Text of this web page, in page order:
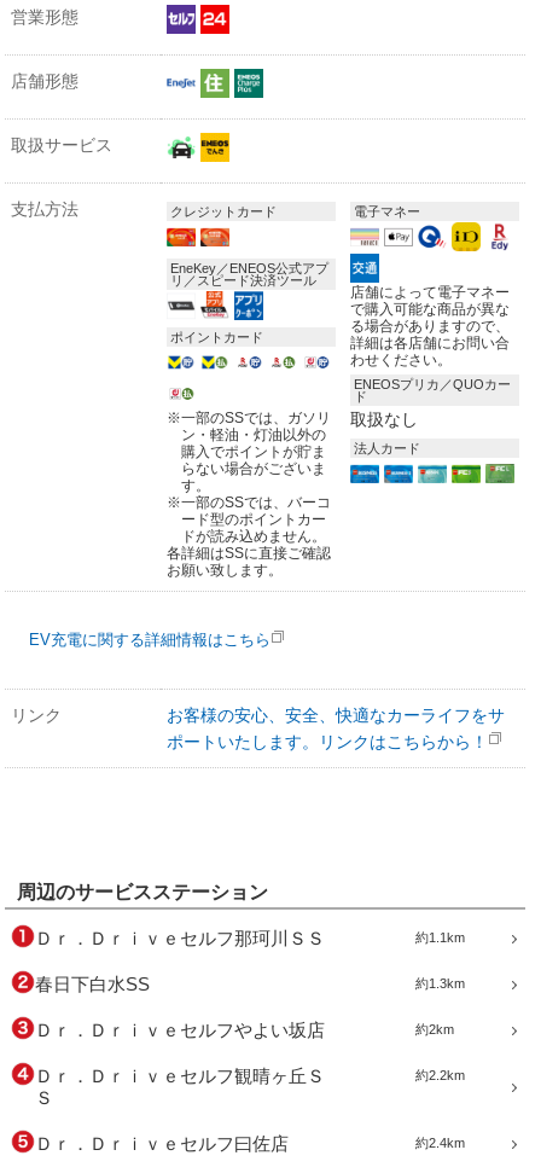
営業形態
店舗形態
取扱サービス
支払方法 クレジットカード
EneKey／ENEOS公式アプ
リ／スピード決済ツール
ポイントカード
※一部のSSでは、ガソリ
ン・軽油・灯油以外の
購入でポイントが貯ま
らない場合がございま
す。
※一部のSSでは、バーコ
ード型のポイントカー
ドが読み込めません。
各詳細はSSに直接ご確認
お願い致します。
電子マネー
店舗によって電子マネー
で購入可能な商品が異な
る場合がありますので、
詳細は各店舗にお問い合
わせください。
ENEOSプリカ／QUOカー
ド
取扱なし
法人カード
EV充電に関する詳細情報はこちら
リンク
お客様の安心、安全、快適なカーライフをサ
ポートいたします。リンクはこちらから！
周辺のサービスステーション
約1.1km
Ｄｒ．Ｄｒｉｖｅセルフ那珂川ＳＳ
約1.3km
春日下白水SS
約2km
Ｄｒ．Ｄｒｉｖｅセルフやよい坂店
約2.2km
Ｄｒ．Ｄｒｉｖｅセルフ観晴ヶ丘Ｓ
Ｓ
約2.4km
Ｄｒ．Ｄｒｉｖｅセルフ曰佐店